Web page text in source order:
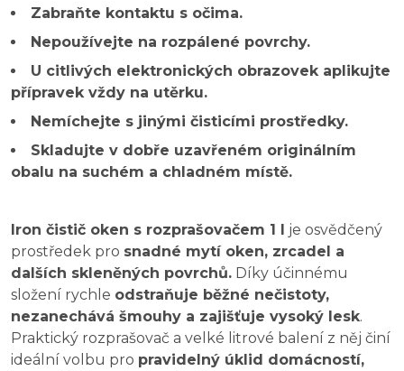
Zabraňte kontaktu s očima.
Nepoužívejte na rozpálené povrchy.
U citlivých elektronických obrazovek aplikujte
přípravek vždy na utěrku.
Nemíchejte s jinými čisticími prostředky.
Skladujte v dobře uzavřeném originálním
obalu na suchém a chladném místě.
Iron čistič oken s rozprašovačem 1 l je osvědčený
prostředek pro snadné mytí oken, zrcadel a
dalších skleněných povrchů. Díky účinnému
složení rychle odstraňuje běžné nečistoty,
nezanechává šmouhy a zajišťuje vysoký lesk.
Praktický rozprašovač a velké litrové balení z něj činí
ideální volbu pro pravidelný úklid domácností,